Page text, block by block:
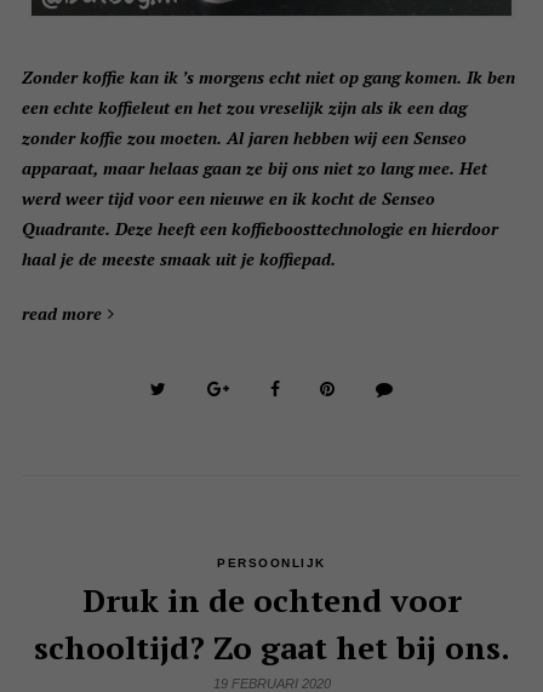
Zonder koffie kan ik ’s morgens echt niet op gang komen. Ik ben
een echte koffieleut en het zou vreselijk zijn als ik een dag
zonder koffie zou moeten. Al jaren hebben wij een Senseo
apparaat, maar helaas gaan ze bij ons niet zo lang mee. Het
werd weer tijd voor een nieuwe en ik kocht de Senseo
Quadrante. Deze heeft een koffieboosttechnologie en hierdoor
haal je de meeste smaak uit je koffiepad.
read more
PERSOONLIJK
Druk in de ochtend voor
schooltijd? Zo gaat het bij ons.
19 FEBRUARI 2020